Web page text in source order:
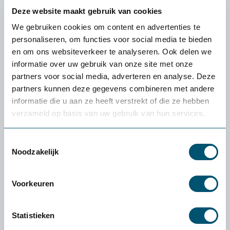
Deze website maakt gebruik van cookies
We gebruiken cookies om content en advertenties te
personaliseren, om functies voor social media te bieden
en om ons websiteverkeer te analyseren. Ook delen we
informatie over uw gebruik van onze site met onze
partners voor social media, adverteren en analyse. Deze
partners kunnen deze gegevens combineren met andere
informatie die u aan ze heeft verstrekt of die ze hebben
verzameld op basis van uw gebruik van hun services.
Noodzakelijk
Voorkeuren
Statistieken
Zwart Wit
Aantal:
Direct bestellen